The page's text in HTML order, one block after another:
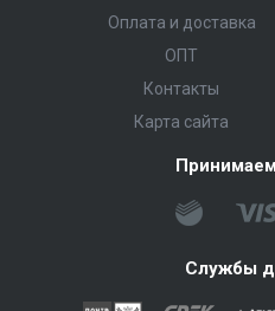
Оплата и доставка
ОПТ
Контакты
Карта сайта
Службы